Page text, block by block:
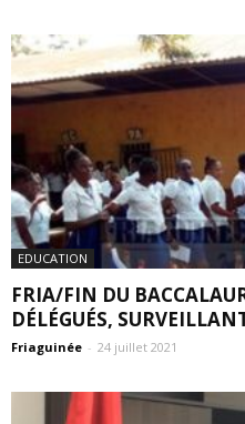
EDUCATION
FRIA/FIN DU
DÉLÉGUÉS,
Friaguinée - 24 juillet 2021